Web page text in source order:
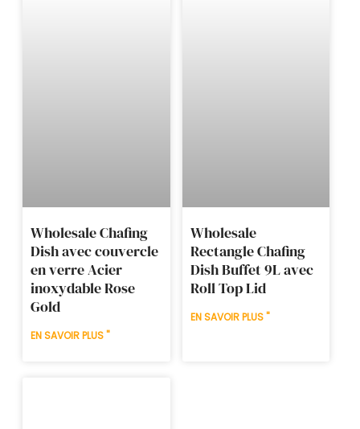
Wholesale Chafing
Dish avec couvercle
en verre Acier
inoxydable Rose
Gold
EN SAVOIR PLUS "
Wholesale
Rectangle Chafing
Dish Buffet 9L avec
Roll Top Lid
EN SAVOIR PLUS "